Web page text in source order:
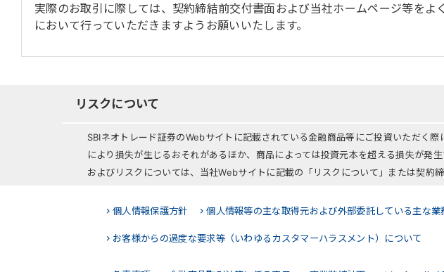
実際のお取引に際しては、契約締結前交付書面および当社ホームページ等を
において行っていただきますようお願いいたします。
リスクについて
SBIネオトレード証券のWebサイトに記載されている金融商品等にご投資いただく
により損失が生じるおそれがあるほか、商品によっては投資元本を超える損失が発
およびリスクについては、当社Webサイトに記載の「リスクについて」または契約
個人情報保護方針 個人情報等の主な取得元および外部委託している主な業
お客様からの過度な要求等（いわゆるカスタマーハラスメント）について